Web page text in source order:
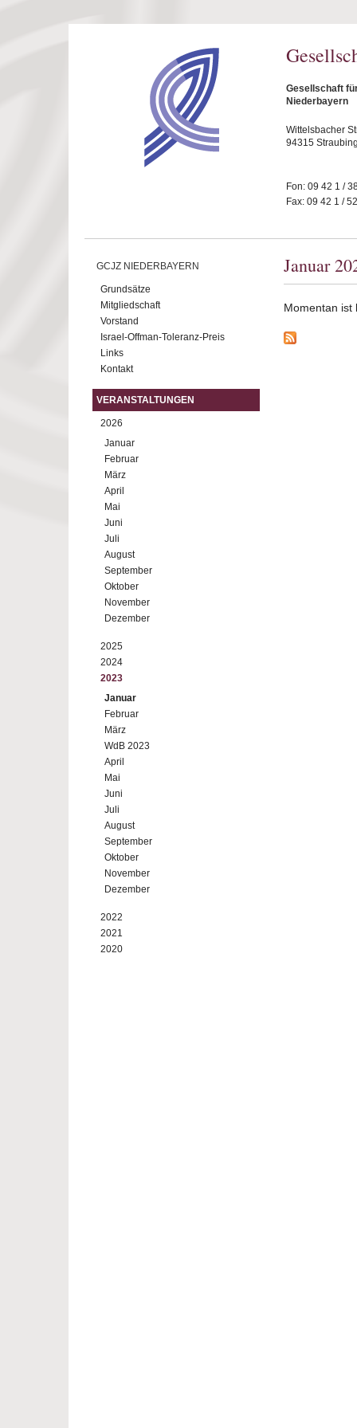
Gesellschaft
Niederbayern
Wittelsbacher
94315
Fon: 09 42 1 /
Fax: 09 42 1 /
GCJZ NIEDERBAYERN
Grundsätze
Mitgliedschaft
Vorstand
Israel-Offman-Toleranz-Preis
Links
Kontakt
VERANSTALTUNGEN
2026
Januar
Februar
März
April
Mai
Juni
Juli
August
September
Oktober
November
Dezember
2025
2024
2023
Januar
Februar
März
WdB 2023
April
Mai
Juni
Juli
August
September
Oktober
November
Dezember
2022
2021
2020
Januar
Momentan ist